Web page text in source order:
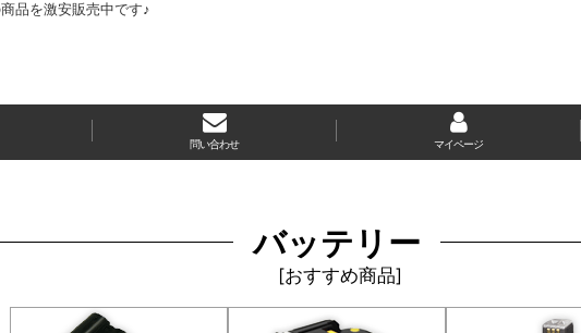
品を激安販売中です♪
問い合わせ マイページ
バッテリー
[おすすめ商品]